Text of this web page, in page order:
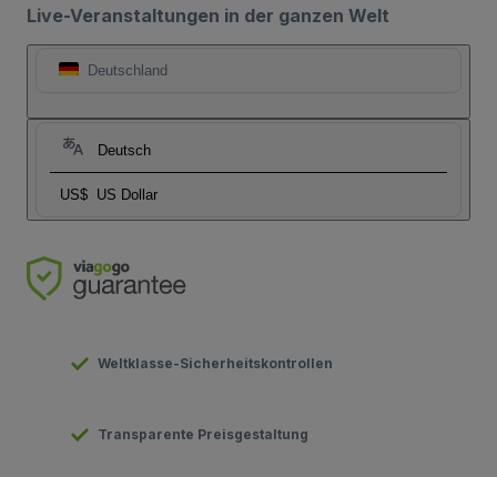
Live-Veranstaltungen in der ganzen Welt
Deutschland
Deutsch
US$ US Dollar
Weltklasse-Sicherheitskontrollen
Transparente Preisgestaltung